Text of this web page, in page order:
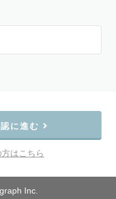
に進む
はこちら
Inc.